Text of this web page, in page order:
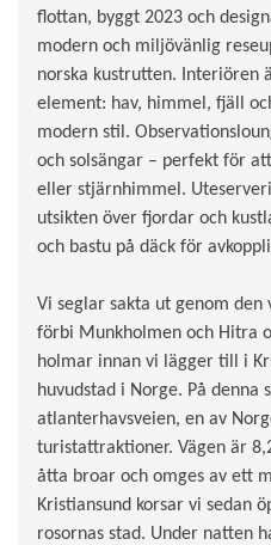
flottan, byggt 2023 och
modern och miljövänlig
norska kustrutten. Interiören
element: hav, himmel, fjäll
modern stil.
och solsängar – perfekt för
eller stjärnhimmel.
utsikten över fjordar och
och bastu på däck för
Vi seglar sakta ut genom den
förbi Munkholmen och Hitra
holmar innan vi lägger till i
huvudstad i Norge. På denna
atlanterhavsveien, en av
turistattraktioner. Vägen är
åtta broar och omges av ett
Kristiansund korsar vi sedan
rosornas stad. Under natten